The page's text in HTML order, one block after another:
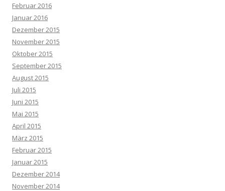
Februar 2016
Januar 2016
Dezember 2015
November 2015
Oktober 2015
September 2015
August 2015
Juli 2015
Juni 2015
Mai 2015
April 2015
März 2015
Februar 2015
Januar 2015
Dezember 2014
November 2014